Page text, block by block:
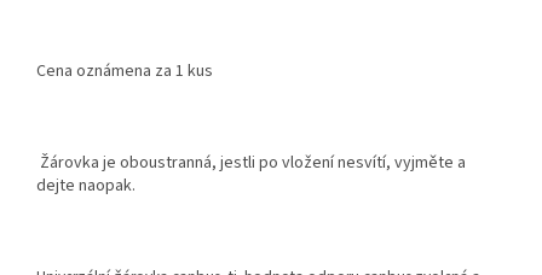
Cena oznámena za 1 kus
Žárovka je oboustranná, jestli po vložení nesvítí, vyjměte a
dejte naopak.